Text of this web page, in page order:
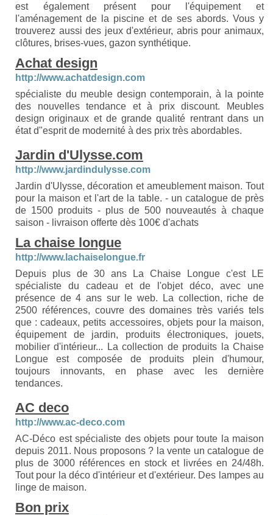
est également présent pour l'équipement et
l'aménagement de la piscine et de ses abords. Vous y
trouverez aussi des jeux d'extérieur, abris pour animaux,
clôtures, brises-vues, gazon synthétique.
Achat design
http://www.achatdesign.com
spécialiste du meuble design contemporain, à la pointe
des nouvelles tendance et à prix discount. Meubles
design originaux et de grande qualité rentrant dans un
état d"esprit de modernité à des prix très abordables.
Jardin d'Ulysse.com
http://www.jardindulysse.com
Jardin d'Ulysse, décoration et ameublement maison. Tout
pour la maison et l'art de la table. - un catalogue de près
de 1500 produits - plus de 500 nouveautés à chaque
saison - livraison offerte dès 100€ d'achats
La chaise longue
http://www.lachaiselongue.fr
Depuis plus de 30 ans La Chaise Longue c'est LE
spécialiste du cadeau et de l'objet déco, avec une
présence de 4 ans sur le web. La collection, riche de
2500 références, couvre des domaines très variés tels
que : cadeaux, petits accessoires, objets pour la maison,
équipement de jardin, produits électroniques, jouets,
mobilier d'intérieur... La collection de produits la Chaise
Longue est composée de produits plein d'humour,
toujours innovants, en phase avec les dernière
tendances.
AC deco
http://www.ac-deco.com
AC-Déco est spécialiste des objets pour toute la maison
depuis 2011. Nous proposons ? la vente un catalogue de
plus de 3000 références en stock et livrées en 24/48h.
Tout pour la déco d'intérieur et d'extérieur. Des lampes au
linge de maison.
Bon prix